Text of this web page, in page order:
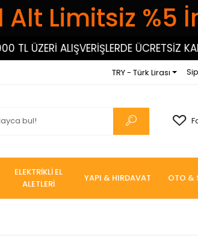
Alt Limitsiz %5
ÜZERİ ALIŞVERİŞLERDE ÜCRETSİZ
TRY - Türk Lirası
ELEKTRİKLİ EL
ALETLERİ
YAPI & HIRDAVAT OTO &